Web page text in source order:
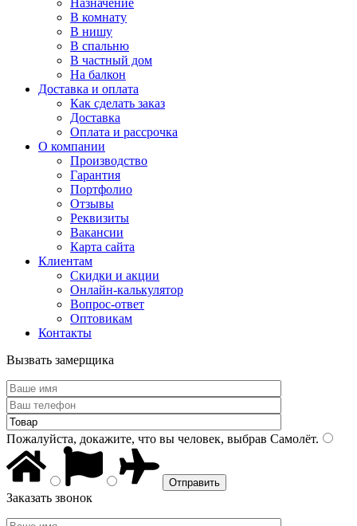
Назначение
В комнату
В нишу
В спальню
В частный дом
На балкон
Доставка и оплата
Как сделать заказ
Доставка
Оплата и рассрочка
О компании
Производство
Гарантия
Портфолио
Отзывы
Реквизиты
Вакансии
Карта сайта
Клиентам
Скидки и акции
Онлайн-калькулятор
Вопрос-ответ
Оптовикам
Контакты
Вызвать замерщика
Пожалуйста, докажите, что вы человек, выбрав Самолёт.
Заказать звонок